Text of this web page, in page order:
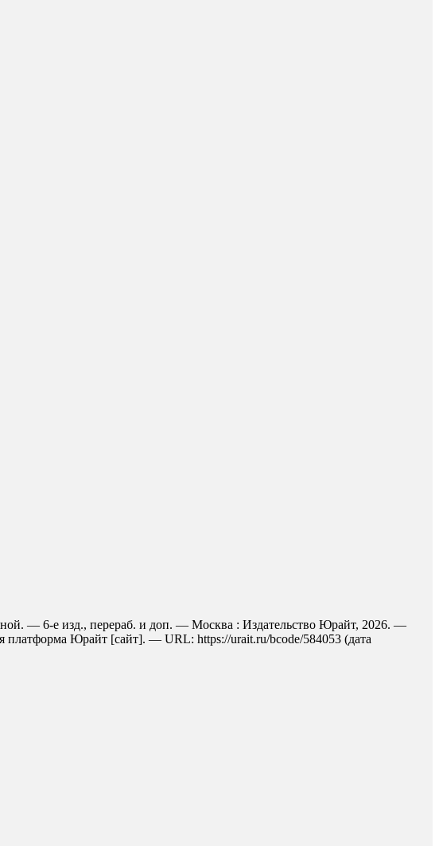
— 6-е изд., перераб. и доп. — Москва : Издательство Юрайт, 2026. —
Юрайт [сайт]. — URL: https://urait.ru/bcode/584053 (дата